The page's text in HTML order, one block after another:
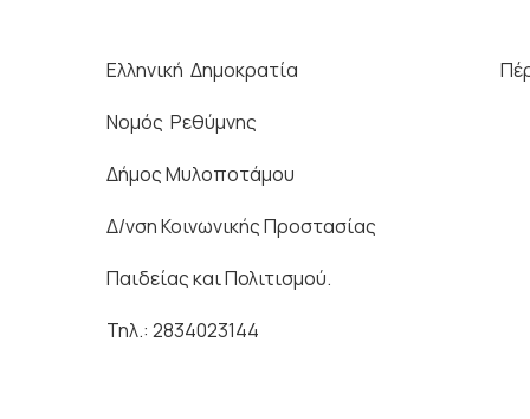
Ελληνική Δημοκρατία
Νομός Ρεθύμνης
Δήμος Μυλοποτάμου
Δ/νση Κοινωνικής Προστασίας
Παιδείας και Πολιτισμού.
Τηλ.: 2834023144